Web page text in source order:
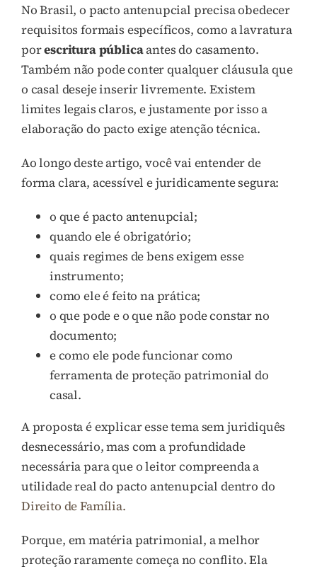
No Brasil, o pacto antenupcial precisa obedecer
requisitos formais específicos, como a lavratura
porescritura públicaantes do casamento.
Também não pode conter qualquer cláusula que
o casal deseje inserir livremente. Existem
limites legais claros, e justamente por isso a
elaboração do pacto exige atenção técnica.
Ao longo deste artigo, você vai entender de
forma clara, acessível e juridicamente segura:
o que é pacto antenupcial;
quando ele é obrigatório;
quais regimes de bens exigem esse
instrumento;
como ele é feito na prática;
o que pode e o que não pode constar no
documento;
e como ele pode funcionar como
ferramenta de proteção patrimonial do
casal.
A proposta é explicar esse tema sem juridiquês
desnecessário, mas com a profundidade
necessária para que o leitor compreenda a
utilidade real do pacto antenupcial dentro do
Direito de Família.
Porque, em matéria patrimonial, a melhor
proteção raramente começa no conflito. Ela